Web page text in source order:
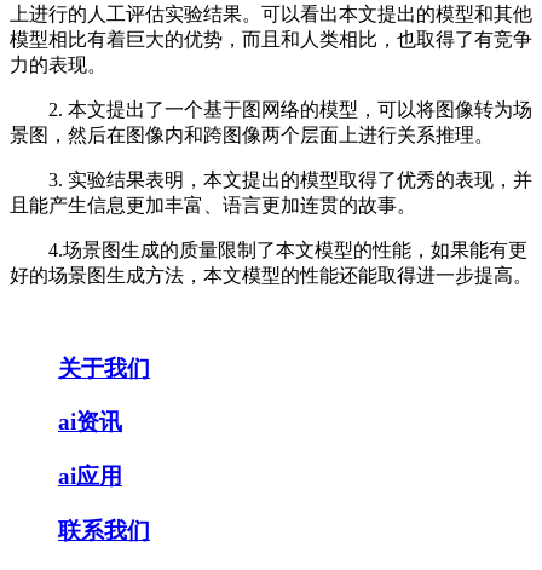
上进行的人工评估实验结果。可以看出本文提出的模型和其他
模型相比有着巨大的优势，而且和人类相比，也取得了有竞争
力的表现。
2. 本文提出了一个基于图网络的模型，可以将图像转为场
景图，然后在图像内和跨图像两个层面上进行关系推理。
3. 实验结果表明，本文提出的模型取得了优秀的表现，并
且能产生信息更加丰富、语言更加连贯的故事。
4.场景图生成的质量限制了本文模型的性能，如果能有更
好的场景图生成方法，本文模型的性能还能取得进一步提高。
关于我们
ai资讯
ai应用
联系我们